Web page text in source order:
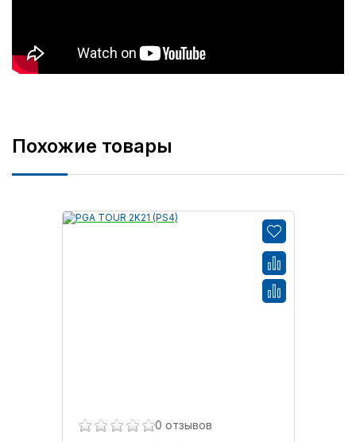
Похожие товары
0 отзывов